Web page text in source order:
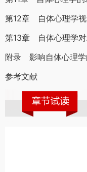
第12章 自体心理学视
第13章 自体心理学对
附录 影响自体心理学
参考文献